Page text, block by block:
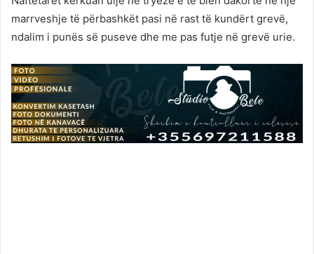
marrveshje të përbashkët pasi në rast të kundërt grevë,
ndalim i punës së puseve dhe me pas futje në grevë urie.